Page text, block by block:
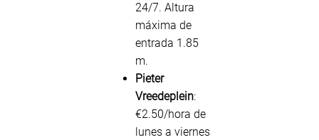
24/7. Altura
máxima de
entrada 1.85
m.
Pieter
Vreedeplein:
€2.50/hora de
lunes a viernes